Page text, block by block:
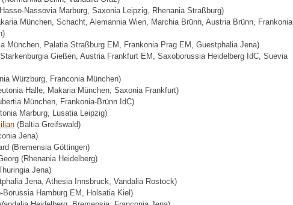
Nassovia Marburg, Saxonia Leipzig, Rhenania Straßburg)
München, Schacht, Alemannia Wien, Marchia Brünn, Austria Brünn, Frankonia
München, Palatia Straßburg EM, Frankonia Prag EM, Guestphalia Jena)
Gießen, Austria Frankfurt EM, Saxoborussia Heidelberg IdC, Suevia
Würzburg, Franconia München)
Halle, Makaria München, Saxonia Frankfurt)
München, Frankonia-Brünn IdC)
Marburg, Lusatia Leipzig)
(Baltia Greifswald)
Jena)
(Bremensia Göttingen)
(Rhenania Heidelberg)
Jena)
Jena, Athesia Innsbruck, Vandalia Rostock)
Hamburg EM, Holsatia Kiel)